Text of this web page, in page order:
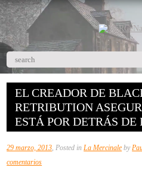
EL CREADOR DE
RETRIBUTION
ESTÁ POR DETRÁS DE
29 marzo, 2013, Posted inLa Mercinale by
comentariosen